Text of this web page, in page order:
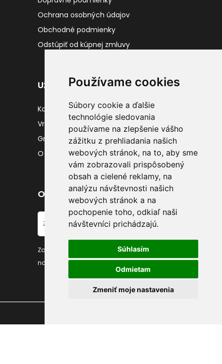
Používame cookies
Súbory cookie a ďalšie
technológie sledovania
používame na zlepšenie vášho
zážitku z prehliadania našich
webových stránok, na to, aby sme
vám zobrazovali prispôsobený
obsah a cielené reklamy, na
analýzu návštevnosti našich
webových stránok a na
pochopenie toho, odkiaľ naši
návštevníci prichádzajú.
Súhlasím
Odmietam
Zmeniť moje nastavenia
Ochrana osobných údajov
Obchodné podmienky
Odstúpiť od kúpnej zmluvy
Užitočné odkazy
Kontakty
Vrátenie tovaru
Gravírovanie
O nás
Odber noviniek
Zadajte váš email a prihláste sa k odberu
noviniek